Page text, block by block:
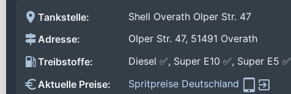
Tankstelle:
Shell Overath Olper Str. 47
Adresse:
Olper Str. 47, 51491 Overath
Treibstoffe:
Diesel ✅, Super E10 ✅, Super E5 ✅
Aktuelle Preise:
Spritpreise Deutschland